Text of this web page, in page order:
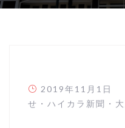
2019年11月1日
せ ・ ハイカラ新聞 ・